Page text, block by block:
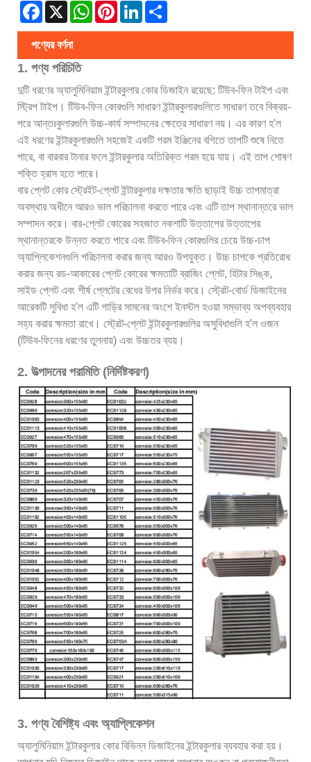
Facebook
X WhatsAppPinterestLinkedIn
পণ্যের বর্ণনা
1. পণ্য পরিচিতি
দুটি ধরণের অ্যালুমিনিয়াম ইন্টারকুলার কোর ডিজাইন রয়েছে: টিউব-ফিন টাইপ এবং
স্ট্রিপ টাইপ। টিউব-ফিন কোরগুলি সাধারণ ইন্টারকুলারগুলিতে সাধারণ তবে বিক্রয়-
পরে আন্তঃকুলারগুলি উচ্চ-কার্য সম্পাদনের ক্ষেত্রে সাধারণ নয়। এর কারণ হ'ল
এই ধরণের ইন্টারকুলারগুলি সহজেই একটি গরম ইঞ্জিনের বগিতে তাপটি শুষে নিতে
পারে, বা বারবার টানার ফলে ইন্টারকুলার অতিরিক্ত গরম হয়ে যায়। এই তাপ শোষণ
শক্তি হ্রাস হতে পারে।
বার প্লেট কোর স্ট্রেইট-প্লেট ইন্টারকুলার দক্ষতার ক্ষতি ছাড়াই উচ্চ তাপমাত্রা
অবস্থার অধীনে আরও ভাল পরিচালনা করতে পারে এবং এটি তাপ স্থানান্তরে ভাল
সম্পাদন করে। বার-প্লেট কোরের সহজাত নকশাটি উত্তাপের উত্তাপের
স্থানান্তরকে উন্নত করতে পারে এবং টিউব-ফিন কোরগুলির চেয়ে উচ্চ-চাপ
অ্যাপ্লিকেশনগুলি পরিচালনা করার জন্য আরও উপযুক্ত। উচ্চ চাপকে প্রতিরোধ
করার জন্য রড-আকারের প্লেট কোরের ক্ষমতাটি ব্রাজিং প্লেট, হিটার সিঙ্ক,
সাইড প্লেট এবং শীর্ষ প্লেটের বেধের উপর নির্ভর করে। স্ট্রেট-বোর্ড ডিজাইনের
আরেকটি সুবিধা হ'ল এটি গাড়ির সামনের অংশে ইনস্টল হওয়া সম্ভাব্য অপব্যবহার
সহ্য করার ক্ষমতা রাখে। স্ট্রেট-প্লেট ইন্টারকুলারগুলির অসুবিধাগুলি হ'ল ওজন
(টিউব-ফিনের ধরণের তুলনায়) এবং উচ্চতর ব্যয়।
2. উত্পাদনের পরামিতি (নির্দিষ্টকরণ)
3. পণ্য বৈশিষ্ট্য এবং অ্যাপ্লিকেশন
অ্যালুমিনিয়াম ইন্টারকুলার কোর বিভিন্ন ডিজাইনের ইন্টারকুলার ব্যবহার করা হয়।